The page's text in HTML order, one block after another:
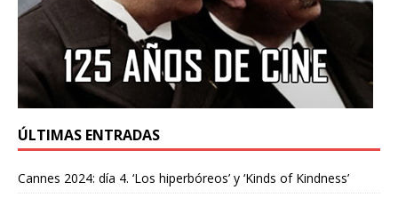
ÚLTIMAS ENTRADAS
Cannes 2024: día 4. ‘Los hiperbóreos’ y ‘Kinds of Kindness’